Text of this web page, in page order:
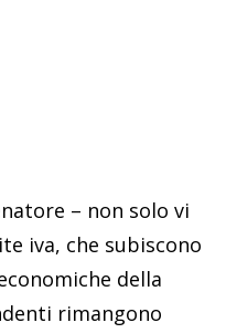
– non solo vi
iva, che subiscono
della
rimangono